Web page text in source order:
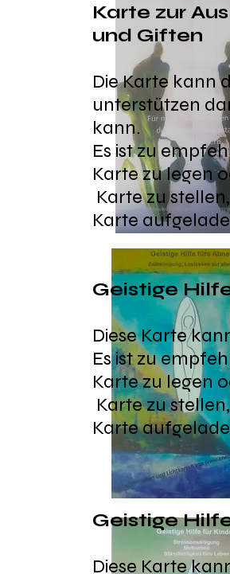
Karte zur
und Giften
Die Karte kann
unterstützen
kann.
Es ist zu
Karte zu legen
Karte zu
Karte
Geistige
Diese Karte
Es ist zu
Karte zu legen
Karte zu
Karte
Geistige
Diese Karte